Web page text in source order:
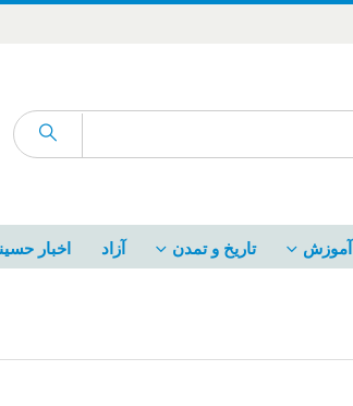
آموزش تاریخ و تمدن آزاد اخبار